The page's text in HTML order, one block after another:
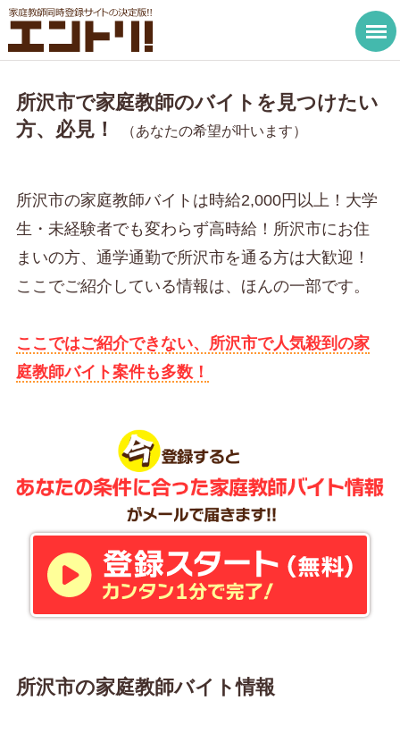
所沢市で家庭教師のバイトを見つけたい
方、必見！
（あなたの希望が叶います）
所沢市の家庭教師バイトは時給2,000円以上！大学
生・未経験者でも変わらず高時給！所沢市にお住
まいの方、通学通勤で所沢市を通る方は大歓迎！
ここでご紹介している情報は、ほんの一部です。
ここではご紹介できない、所沢市で人気殺到の家
庭教師バイト案件も多数！
所沢市の家庭教師バイト情報